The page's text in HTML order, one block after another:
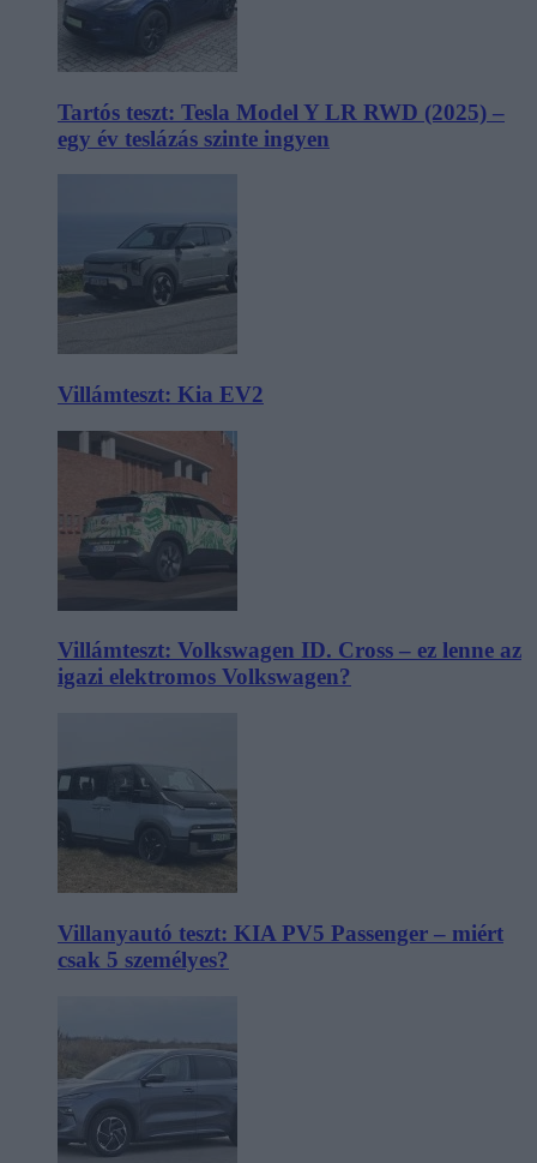
Tartós teszt: Tesla Model Y LR RWD (2025) –
egy év teslázás szinte ingyen
Villámteszt: Kia EV2
Villámteszt: Volkswagen ID. Cross – ez lenne az
igazi elektromos Volkswagen?
Villanyautó teszt: KIA PV5 Passenger – miért
csak 5 személyes?